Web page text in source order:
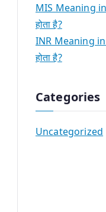
MIS Meaning in
होता है?
INR Meaning in
होता है?
Categories
Uncategorized